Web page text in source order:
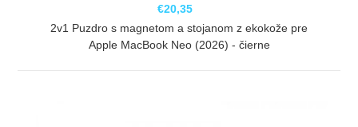
€20,35
2v1 Puzdro s magnetom a stojanom z ekokože pre
Apple MacBook Neo (2026) - čierne